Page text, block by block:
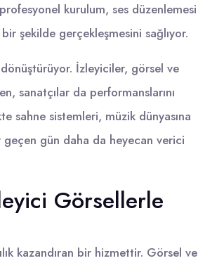
kurulum, ses düzenlemesi
şekilde gerçekleşmesini sağlıyor.
İzleyiciler, görsel ve
sanatçılar da performanslarını
sahne sistemleri, müzik dünyasına
gün daha da heyecan verici
Görsellerle
kazandıran bir hizmettir. Görsel ve